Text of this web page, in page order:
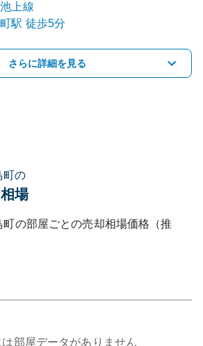
上線
駅 徒歩5分
さらに詳細を見る
町の
場
町の部屋ごとの売却相場価格（推
は部屋データがありません